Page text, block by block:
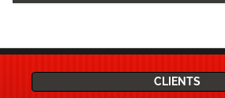
CLIENTS